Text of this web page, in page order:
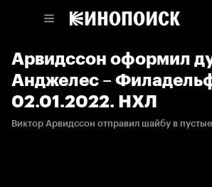
Арвидссон оформил
Анджелес –
02.01.2022. НХЛ